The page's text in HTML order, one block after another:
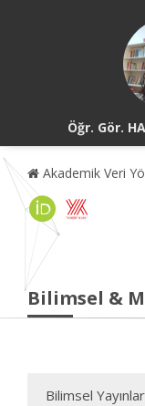
Öğr. Gör.
Akademik Veri
Bilimsel &
Bilimsel